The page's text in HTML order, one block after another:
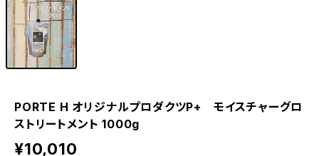
PORTE H オリジナルプロダクツP+ モイスチャーグロ
ストリートメント 1000g
¥10,010